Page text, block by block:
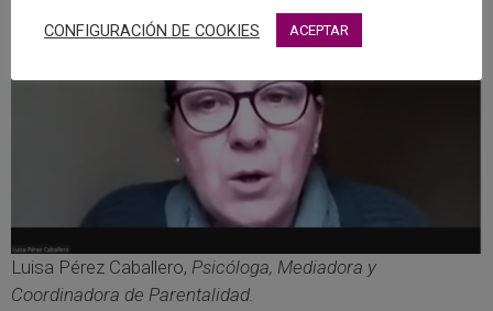
Luisa Pérez Caballero, Psicóloga, Mediadora y
Coordinadora de Parentalidad.
CONFIGURACIÓN DE COOKIES ACEPTAR